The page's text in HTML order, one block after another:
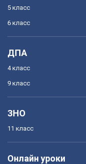
5 класс
6 класс
ДПА
4 класс
9 класс
ЗНО
11 класс
Онлайн уроки